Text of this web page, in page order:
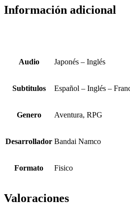
Información adicional
Audio Japonés – Inglés
Subtitulos Español – Inglés –
Genero Aventura, RPG
Desarrollador Bandai Namco
Formato Fisico
Valoraciones